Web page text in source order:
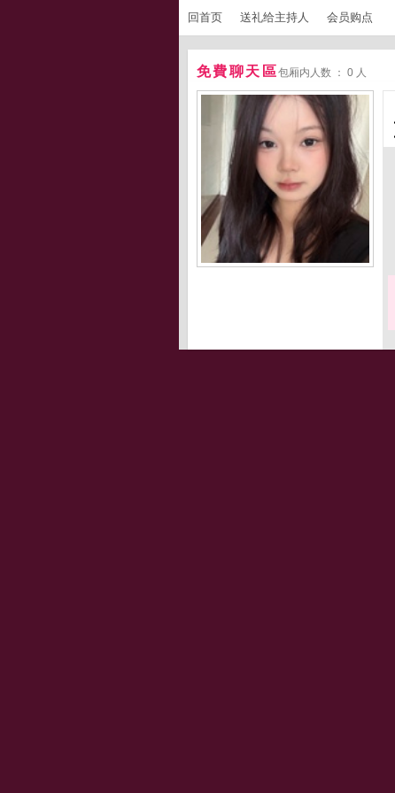
回首页 送礼给主持人 会员购点
免費聊天區包厢内人数 ： 0 人